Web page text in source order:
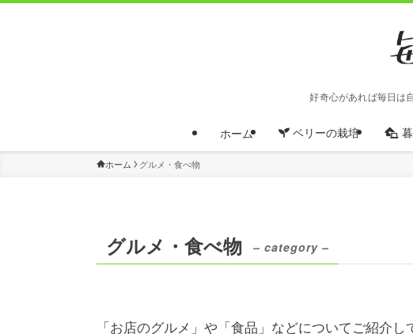
好奇心があれば毎日は
ホーム ベリーの栽培
ホーム グルメ・食べ物
グルメ・食べ物 – category –
「お店のグルメ」や「食品」などについてご紹介し